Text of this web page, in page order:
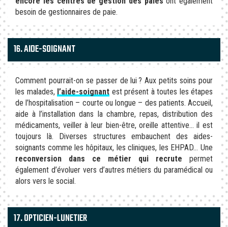
besoin de gestionnaires de paie.
16. AIDE-SOIGNANT
Comment pourrait-on se passer de lui ? Aux petits soins pour
les malades, l’aide-soignant est présent à toutes les étapes
de l’hospitalisation – courte ou longue – des patients. Accueil,
aide à l’installation dans la chambre, repas, distribution des
médicaments, veiller à leur bien-être, oreille attentive… il est
toujours là. Diverses structures embauchent des aides-
soignants comme les hôpitaux, les cliniques, les EHPAD… Une
reconversion dans ce métier qui recrute permet
également d’évoluer vers d’autres métiers du paramédical ou
alors vers le social.
17. OPTICIEN-LUNETIER